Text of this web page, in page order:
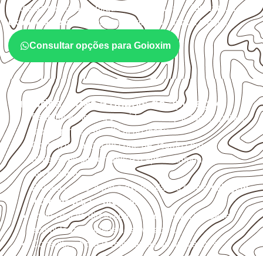
Antes da cotação, verifique a
espessura, o formato, a
exposição e o acabamento
previstos para a chapa.
Consultar opções para Goioxim
Cuidados antes e depois da aplicação
Escolha a medida considerando aplicação, apoios,
montagem e especificação técnica.
Organize o plano de corte de acordo com as
dimensões disponíveis e o aproveitamento
necessário.
Proteja cortes, furos e extremidades com aselagem
indicada para o projeto.
Evite contato direto com o solo, chuva, umidade
acumulada e apoios desnivelados.
Consulte a ficha técnica antes de aplicações